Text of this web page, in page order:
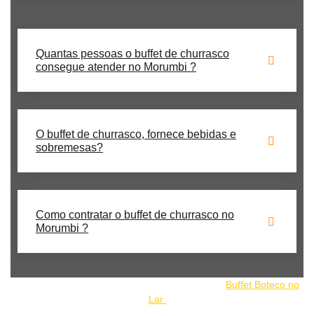
Quantas pessoas o buffet de churrasco
consegue atender no Morumbi ?
O buffet de churrasco, fornece bebidas e
sobremesas?
Como contratar o buffet de churrasco no
Morumbi ?
Buffet Boteco no
Lar